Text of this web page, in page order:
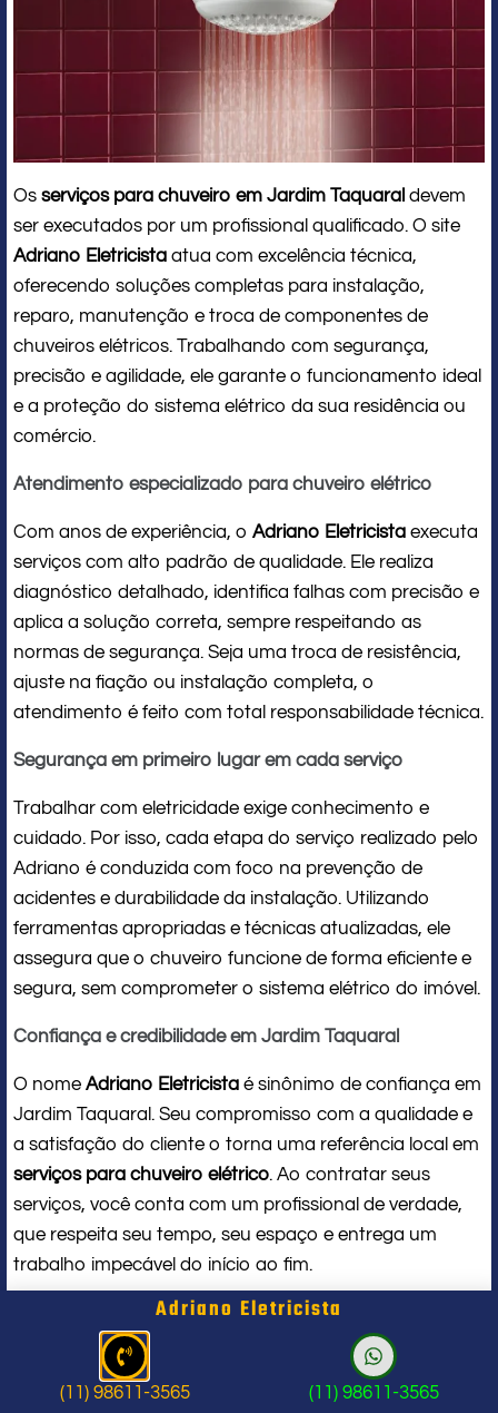
Os serviços para chuveiro em Jardim Taquaral devem
ser executados por um profissional qualificado. O site
Adriano Eletricista atua com excelência técnica,
oferecendo soluções completas para instalação,
reparo, manutenção e troca de componentes de
chuveiros elétricos. Trabalhando com segurança,
precisão e agilidade, ele garante o funcionamento ideal
e a proteção do sistema elétrico da sua residência ou
comércio.
Atendimento especializado para chuveiro elétrico
Com anos de experiência, o Adriano Eletricista executa
serviços com alto padrão de qualidade. Ele realiza
diagnóstico detalhado, identifica falhas com precisão e
aplica a solução correta, sempre respeitando as
normas de segurança. Seja uma troca de resistência,
ajuste na fiação ou instalação completa, o
atendimento é feito com total responsabilidade técnica.
Segurança em primeiro lugar em cada serviço
Trabalhar com eletricidade exige conhecimento e
cuidado. Por isso, cada etapa do serviço realizado pelo
Adriano é conduzida com foco na prevenção de
acidentes e durabilidade da instalação. Utilizando
ferramentas apropriadas e técnicas atualizadas, ele
assegura que o chuveiro funcione de forma eficiente e
segura, sem comprometer o sistema elétrico do imóvel.
Confiança e credibilidade em Jardim Taquaral
O nome Adriano Eletricista é sinônimo de confiança em
Jardim Taquaral. Seu compromisso com a qualidade e
a satisfação do cliente o torna uma referência local em
serviços para chuveiro elétrico. Ao contratar seus
serviços, você conta com um profissional de verdade,
que respeita seu tempo, seu espaço e entrega um
trabalho impecável do início ao fim.
Problema com chuveiro: sinais que
indicam a hora de chamar um
profissional
Adriano Eletricista
(11) 98611-3565 (11) 98611-3565